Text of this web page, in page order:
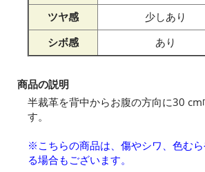
ツヤ感
少しあり
シボ感
あり
商品の説明
半裁革を背中からお腹の方向に30 cm
す。
※こちらの商品は、傷やシワ、色む
る場合もございます。